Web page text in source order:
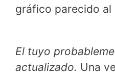
gráfico parecido al
El tuyo
actualizado. Una